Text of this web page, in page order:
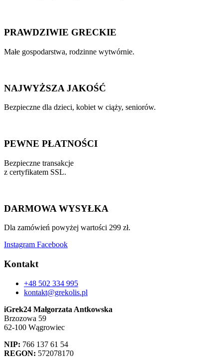
PRAWDZIWIE GRECKIE
Małe gospodarstwa, rodzinne wytwórnie.
NAJWYŻSZA JAKOŚĆ
Bezpieczne dla dzieci, kobiet w ciąży, seniorów.
PEWNE PŁATNOŚCI
Bezpieczne transakcje
z certyfikatem SSL.
DARMOWA WYSYŁKA
Dla zamówień powyżej wartości 299 zł.
Instagram Facebook
Kontakt
+48 502 334 995
kontakt@grekolis.pl
iGrek24 Małgorzata Antkowska
Brzozowa 59
62-100 Wągrowiec
NIP: 766 137 61 54
REGON: 572078170